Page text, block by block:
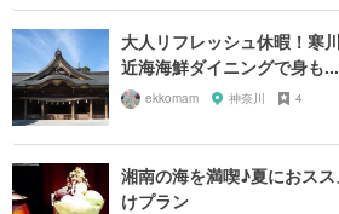
大人リフレッシュ休暇！寒
近海海鮮ダイニングで身も...
ekkomam 神奈川 4
湘南の海を満喫♪夏におス
けプラン